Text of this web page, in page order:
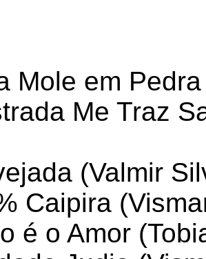
Mole em
Me Traz
(Valmir
Caipira
é o Amor